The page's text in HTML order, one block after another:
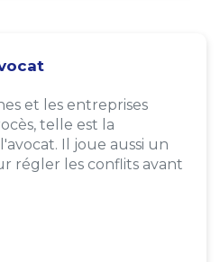
et les entreprises
telle est la
Il joue aussi un
régler les conflits avant